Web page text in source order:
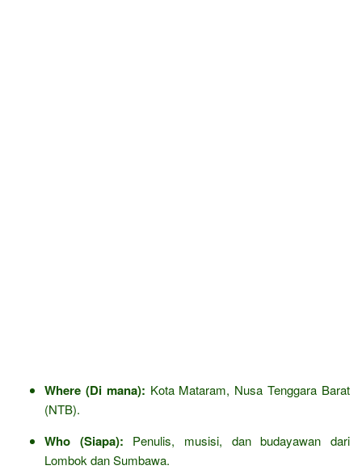
Where (Di mana): Kota Mataram, Nusa Tenggara Barat
(NTB).
Who (Siapa): Penulis, musisi, dan budayawan dari
Lombok dan Sumbawa.